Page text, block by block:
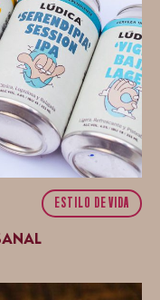
ESTILO DE VIDA